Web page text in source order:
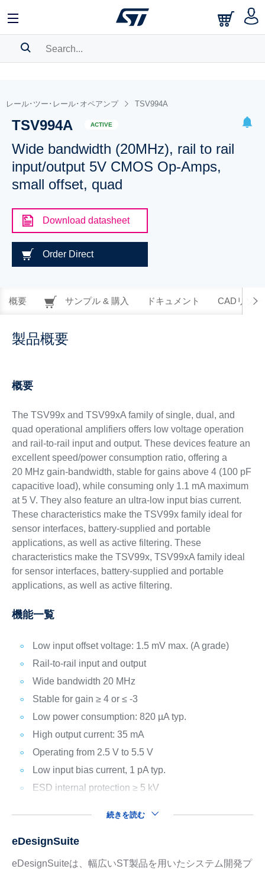
BOOKMARK
Pleaselog into show your saved searches.
レール･ツー･レール･オペアンプ TSV994A
TSV994A ACTIVE
Wide bandwidth (20MHz), rail to rail
input/output 5V CMOS Op-Amps,
small offset, quad
Download datasheet
Order Direct
概要 サンプル & 購入 ドキュメント CADリソー
製品概要
概要
The TSV99x and TSV99xA family of single, dual, and
quad operational amplifiers offers low voltage operation
and rail-to-rail input and output. These devices feature an
excellent speed/power consumption ratio, offering a
20 MHz gain-bandwidth, stable for gains above 4 (100 pF
capacitive load), while consuming only 1.1 mA maximum
at 5 V. They also feature an ultra-low input bias current.
These characteristics make the TSV99x family ideal for
sensor interfaces, battery-supplied and portable
applications, as well as active filtering. These
characteristics make the TSV99x, TSV99xA family ideal
for sensor interfaces, battery-supplied and portable
applications, as well as active filtering.
機能一覧
Low input offset voltage: 1.5 mV max. (A grade)
Rail-to-rail input and output
Wide bandwidth 20 MHz
Stable for gain ≥ 4 or ≤ -3
Low power consumption: 820 µA typ.
High output current: 35 mA
Operating from 2.5 V to 5.5 V
Low input bias current, 1 pA typ.
ESD internal protection ≥ 5 kV
続きを読む
eDesignSuite
eDesignSuiteは、幅広いST製品を用いたシステム開発プ